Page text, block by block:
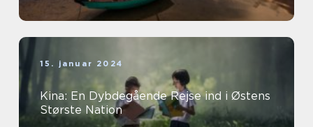
15. januar 2024
Kina: En Dybdegående Rejse ind i Østens
Største Nation